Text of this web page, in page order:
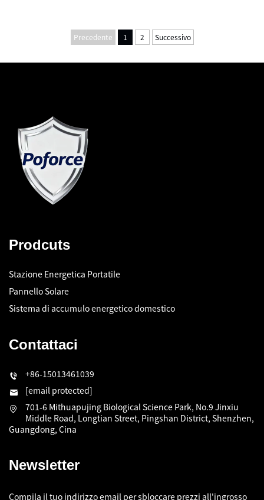
domestica
esperienza di energia pulita
Precedente 1 2 Successivo
Prodcuts
Stazione Energetica Portatile
Pannello Solare
Sistema di accumulo energetico domestico
Contattaci
+86-15013461039
[email protected]
701-6 Mithuapujing Biological Science Park, No.9 Jinxiu
Middle Road, Longtian Street, Pingshan District, Shenzhen,
Guangdong, Cina
Newsletter
Compila il tuo indirizzo email per sbloccare prezzi all'ingrosso